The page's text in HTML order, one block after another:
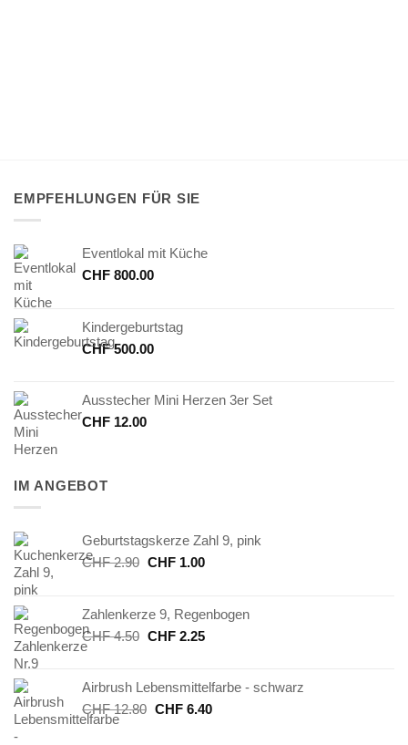
EMPFEHLUNGEN FÜR SIE
Eventlokal mit Küche
CHF 800.00
Kindergeburtstag
CHF500.00
Ausstecher Mini Herzen 3er Set
CHF 12.00
IM ANGEBOT
Geburtstagskerze Zahl 9, pink
CHF2.90 Ursprünglicher
CHF 2.90
CHF1.00Aktueller
CHF 1.00.
Zahlenkerze 9, Regenbogen
CHF4.50 Ursprünglicher
CHF 4.50
CHF2.25Aktueller
CHF 2.25.
Airbrush Lebensmittelfarbe - schwarz
CHF12.80 Ursprünglicher
CHF6.40Aktueller